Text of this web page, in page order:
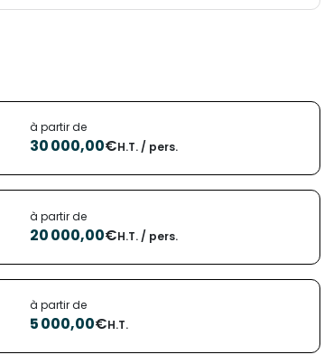
à partir de
30 000,00€H.T. / pers.
à partir de
20 000,00€H.T. / pers.
à partir de
5 000,00€H.T.